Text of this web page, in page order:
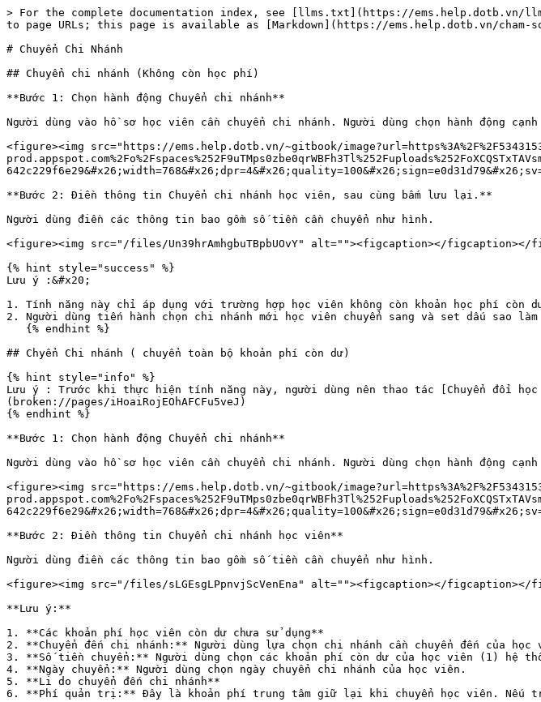
> For the complete documentation index, see [llms.txt](https://ems.help.dotb.vn/
to page URLs; this page is available as [Markdown](https://ems.help.dotb.vn/cham-
# Chuyển Chi Nhánh
## Chuyển chi nhánh (Không còn học phí)
**Bước 1: Chọn hành động Chuyển chi nhánh**
Người dùng vào hồ sơ học viên cần chuyển chi nhánh. Người dùng chọn hành động
<figure><img src="https://ems.help.dotb.vn/~gitbook/
**Bước 2: Điền thông tin Chuyển chi nhánh học viên, sau cùng bấm lưu lại.**
Người dùng điền các thông tin bao gồm số tiền cần chuyển như hình.
<figure><img src="/files/Un39hrAmhgbuTBpbUOvY" alt=""><figcaption></figcaption></
{% hint style="success" %}
Lưu ý :&#x20;
1. Tính năng này chỉ áp dụng với trường hợp học viên không còn khoản học phí còn
2. Người dùng tiến hành chọn chi nhánh mới học viên chuyển sang và set dấu sao
## Chyển Chi nhánh ( chuyển toàn bộ khoản phí còn dư)
{% hint style="info" %}
Lưu ý : Trước khi thực hiện tính năng này, người dùng nên thao tác [Chuyển đổi học
(broken://pages/iHoaiRojEOhAFCFu5veJ)
{% endhint %}
**Bước 1: Chọn hành động Chuyển chi nhánh**
Người dùng vào hồ sơ học viên cần chuyển chi nhánh. Người dùng chọn hành động
<figure><img src="https://ems.help.dotb.vn/~gitbook/
**Bước 2: Điền thông tin Chuyển chi nhánh học viên**
Người dùng điền các thông tin bao gồm số tiền cần chuyển như hình.
<figure><img src="/files/sLGEsgLPpnvjScVenEna" alt=""><figcaption></figcaption></
**Lưu ý:**
1. **Các khoản phí học viên còn dư chưa sử dụng**
2. **Chuyển đến chi nhánh:** Người dùng lựa chọn chi nhánh cần chuyển đến của học
3. **Số tiền chuyển:** Người dùng chọn các khoản phí còn dư của học viên (1) hệ
4. **Ngày chuyển:** Người dùng chọn ngày chuyển chi nhánh của học viên.
5. **Li do chuyển đến chi nhánh**
6. **Phí quản trị:** Đây là khoản phí trung tâm giữ lại khi chuyển học viên. Nếu